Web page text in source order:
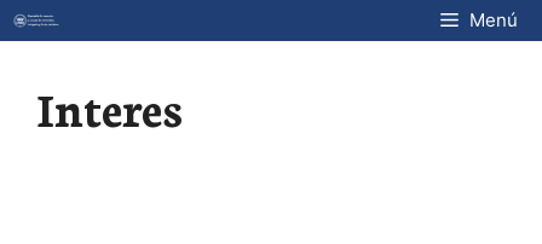
Saltar
al
Menú
Interes